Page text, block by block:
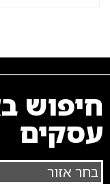
חיפוש
עסקים